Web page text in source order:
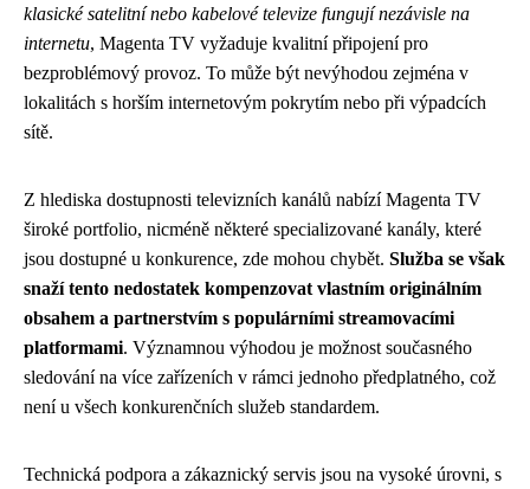
klasické satelitní nebo kabelové televize fungují nezávisle na
internetu, Magenta TV vyžaduje kvalitní připojení pro
bezproblémový provoz. To může být nevýhodou zejména v
lokalitách s horším internetovým pokrytím nebo při výpadcích
sítě.
Z hlediska dostupnosti televizních kanálů nabízí Magenta TV
široké portfolio, nicméně některé specializované kanály, které
jsou dostupné u konkurence, zde mohou chybět. Služba se však
snaží tento nedostatek kompenzovat vlastním originálním
obsahem a partnerstvím s populárními streamovacími
platformami. Významnou výhodou je možnost současného
sledování na více zařízeních v rámci jednoho předplatného, což
není u všech konkurenčních služeb standardem.
Technická podpora a zákaznický servis jsou na vysoké úrovni, s